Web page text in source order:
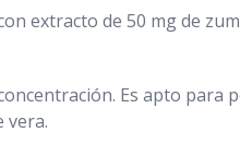
extracto de 50 mg de
Es apto para
vera.